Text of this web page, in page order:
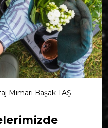
Mimarı Başak TAŞ